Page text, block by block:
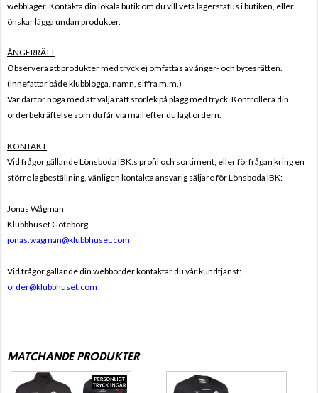
webblager. Kontakta din lokala butik om du vill veta lagerstatus i butiken, eller
önskar lägga undan produkter.
ÅNGERRÄTT
Observera att produkter med tryck ej omfattas av ånger- och bytesrätten.
(Innefattar både klubblogga, namn, siffra m.m.)
Var därför noga med att välja rätt storlek på plagg med tryck. Kontrollera din
orderbekräftelse som du får via mail efter du lagt ordern.
KONTAKT
Vid frågor gällande Lönsboda IBK:s profil och sortiment, eller förfrågan kring en
större lagbeställning, vänligen kontakta ansvarig säljare för Lönsboda IBK:
Jonas Wågman
Klubbhuset Göteborg
jonas.wagman@klubbhuset.com
Vid frågor gällande din webborder kontaktar du vår kundtjänst:
order@klubbhuset.com
MATCHANDE PRODUKTER